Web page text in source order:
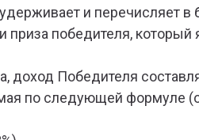
и перечисляет
победителя, который
доход Победителя
по следующей формуле